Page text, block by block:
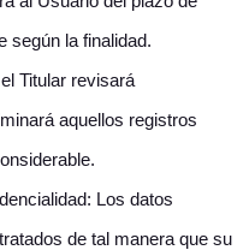
según la finalidad.
Titular revisará
aquellos registros
Los datos
de tal manera que su